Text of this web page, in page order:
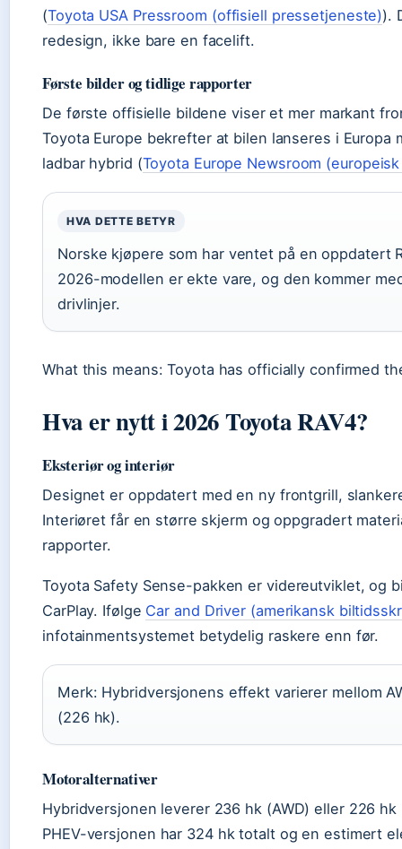
(Toyota USA Pressroom (offisiell pressetjeneste)).
redesign, ikke bare en facelift.
Første bilder og tidlige rapporter
De første offisielle bildene viser et mer markant
Toyota Europe bekrefter at bilen lanseres i Europa
ladbar hybrid (Toyota Europe Newsroom
HVA DETTE BETYR
Norske kjøpere som har ventet på en oppdatert
2026-modellen er ekte vare, og den kommer
drivlinjer.
What this means: Toyota has officially confirmed
Hva er nytt i 2026 Toyota RAV4?
Eksteriør og interiør
Designet er oppdatert med en ny frontgrill,
Interiøret får en større skjerm og oppgradert
rapporter.
Toyota Safety Sense-pakken er videreutviklet, og
CarPlay. Ifølge Car and Driver (amerikansk
infotainmentsystemet betydelig raskere enn før.
Merk: Hybridversjonens effekt varierer mellom
(226 hk).
Motoralternativer
Hybridversjonen leverer 236 hk (AWD) eller 226 hk
PHEV-versjonen har 324 hk totalt og en estimert